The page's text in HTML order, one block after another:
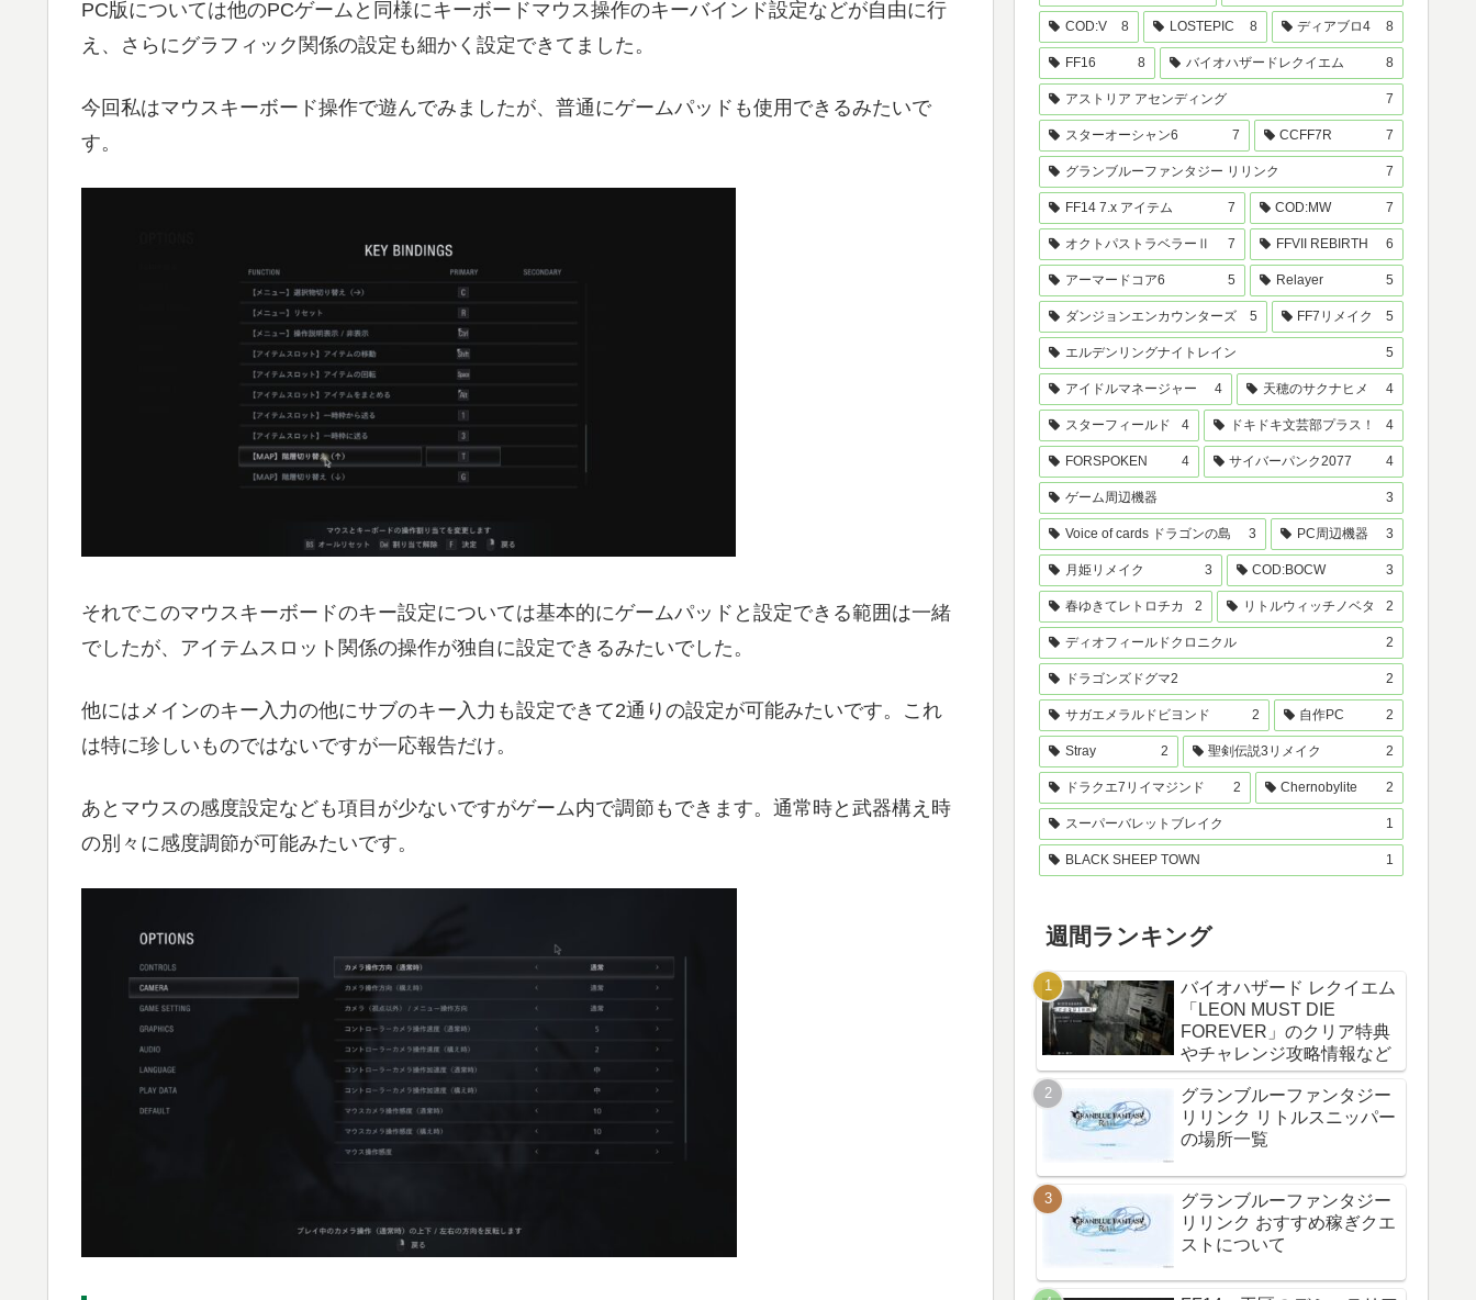
PC版については他のPCゲームと同様にキーボードマウス操作のキーバインド設定などが自由に行
え、さらにグラフィック関係の設定も細かく設定できてました。
今回私はマウスキーボード操作で遊んでみましたが、普通にゲームパッドも使用できるみたいで
す。
それでこのマウスキーボードのキー設定については基本的にゲームパッドと設定できる範囲は一緒
でしたが、アイテムスロット関係の操作が独自に設定できるみたいでした。
他にはメインのキー入力の他にサブのキー入力も設定できて2通りの設定が可能みたいです。これ
は特に珍しいものではないですが一応報告だけ。
あとマウスの感度設定なども項目が少ないですがゲーム内で調節もできます。通常時と武器構え時
の別々に感度調節が可能みたいです。
COD:V 8 LOSTEPIC 8 ディアブロ4 8
FF16 8 バイオハザードレクイエム 8
アストリア アセンディング 7
スターオーシャン6 7 CCFF7R 7
グランブルーファンタジー リリンク 7
FF14 7.x アイテム 7 COD:MW 7
オクトパストラベラーⅡ 7 FFVII REBIRTH 6
アーマードコア6 5 Relayer 5
ダンジョンエンカウンターズ 5 FF7リメイク 5
エルデンリングナイトレイン 5
アイドルマネージャー 4 天穂のサクナヒメ 4
スターフィールド 4 ドキドキ文芸部プラス！ 4
FORSPOKEN 4 サイバーパンク2077 4
ゲーム周辺機器 3
Voice of cards ドラゴンの島 3 PC周辺機器 3
月姫リメイク 3 COD:BOCW 3
春ゆきてレトロチカ 2 リトルウィッチノベタ 2
ディオフィールドクロニクル 2
ドラゴンズドグマ2 2
サガエメラルドビヨンド 2 自作PC 2
Stray 2 聖剣伝説3リメイク 2
ドラクエ7リイマジンド 2 Chernobylite 2
スーパーバレットブレイク 1
BLACK SHEEP TOWN 1
週間ランキング
バイオハザード レクイエム
「LEON MUST DIE
FOREVER」のクリア特典
やチャレンジ攻略情報など
グランブルーファンタジー
リリンク リトルスニッパー
の場所一覧
グランブルーファンタジー
リリンク おすすめ稼ぎクエ
ストについて